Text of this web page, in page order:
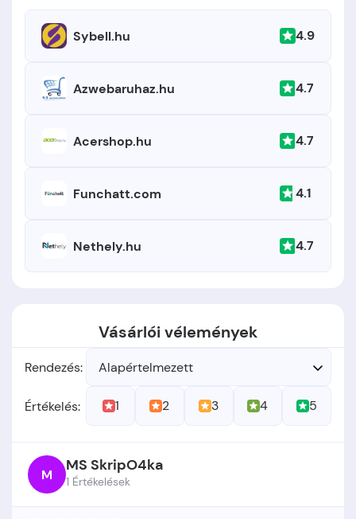
Sybell.hu 4.9
Azwebaruhaz.hu 4.7
Acershop.hu 4.7
Funchatt.com 4.1
Nethely.hu 4.7
Vásárlói vélemények
Rendezés: Alapértelmezett
Értékelés: 1 2 3 4 5
M MS SkripO4ka
1 Értékelések